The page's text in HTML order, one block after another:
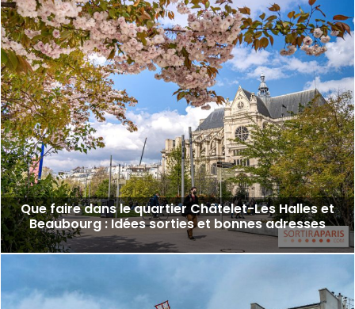
Que faire dans le quartier Châtelet-Les Halles et
Beaubourg : Idées sorties et bonnes adresses